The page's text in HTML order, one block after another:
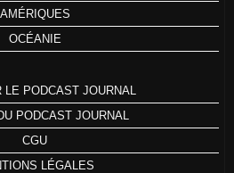
AMÉRIQUES
OCÉANIE
LE PODCAST JOURNAL
PODCAST JOURNAL
CGU
LÉGALES